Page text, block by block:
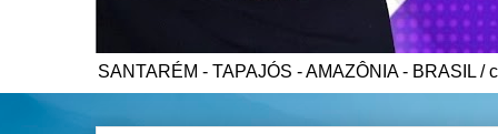
SANTARÉM - TAPAJÓS - AMAZÔNIA - BRASIL /